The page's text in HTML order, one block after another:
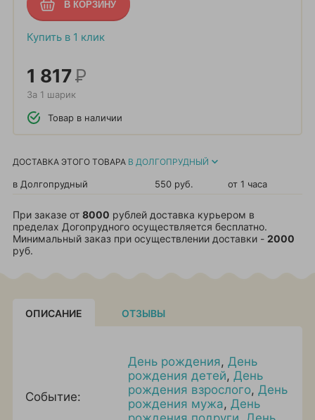
Купить в 1 клик
1 817Р
За 1 шарик
Товар в наличии
ДОСТАВКА ЭТОГО ТОВАРА В ДОЛГОПРУДНЫЙ
в Долгопрудный 550 руб. от 1 часа
При заказе от 8000 рублей доставка курьером в
пределах Догопрудного осуществляется бесплатно.
Минимальный заказ при осуществлении доставки - 2000
руб.
ОПИСАНИЕ ОТЗЫВЫ
Событие:
День рождения, День
рождения детей, День
рождения взрослого, День
рождения мужа, День